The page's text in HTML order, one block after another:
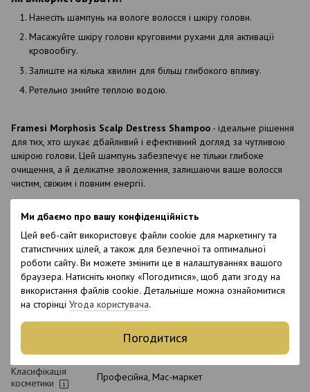
Ми дбаємо про вашу конфіденційність
Цей веб-сайт використовує файли cookie для маркетингу та
статистичних цілей, а також для безпечної та оптимальної
роботи сайту. Ви можете змінити це в налаштуваннях вашого
браузера. Натисніть кнопку «Погодитися», щоб дати згоду на
використання файлів cookie. Детальніше можна ознайомитися
на сторінці Угода користувача.
Погодитися
Нанесіть шампунь на вологе волосся і шкіру голови.
Масажуйте шкіру голови круговими рухами для активації
кровообігу.
Залиште на кілька хвилин для більш глибокого впливу.
Ретельно змийте теплою водою.
Framesi Morphosis Scalp Destress Shampoo - ідеальне рішення
для тих, хто шукає дбайливий і ефективний догляд за чутливою
шкірою голови. Цей шампунь забезпечує не тільки глибоке
очищення, а й делікатне зволоження, залишаючи ваше волосся
чистим, свіжим і повним енергії.
Характеристики
Бренд
Framesi
Країна
виробництва
Об`єм
1000 мл
Флакон
Вид косметики
Шампунь
Класифікація
косметики
Професійна, Мас-маркет